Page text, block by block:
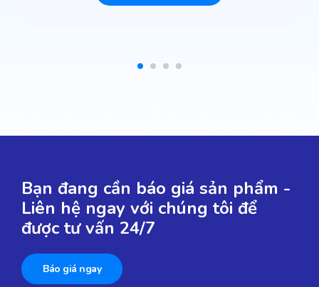
Bạn đang cần báo giá sản phẩm -
Liên hệ ngay với chúng tôi để
được tư vấn 24/7
Báo giá ngay